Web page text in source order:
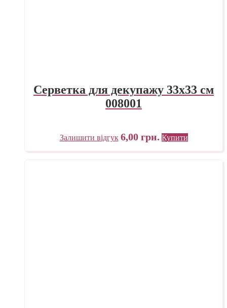
Серветка для декупажу 33х33 см
008001
Залишити відгук 6,00 грн. Купити